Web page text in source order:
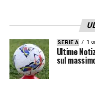
SERIE A 1
Ultime
sul